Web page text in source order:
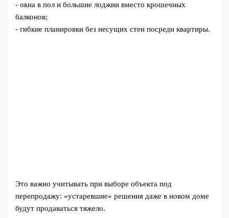
- окна в пол и большие лоджии вместо крошечных
балконов;
- гибкие планировки без несущих стен посреди квартиры.
Это важно учитывать при выборе объекта под
перепродажу: «устаревшие» решения даже в новом доме
будут продаваться тяжело.